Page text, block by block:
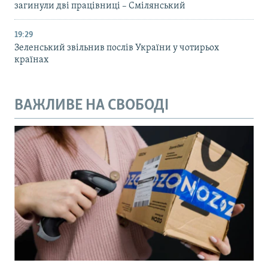
загинули дві працівниці – Смілянський
19:29
Зеленський звільнив послів України у чотирьох
країнах
ВАЖЛИВЕ НА СВОБОДІ